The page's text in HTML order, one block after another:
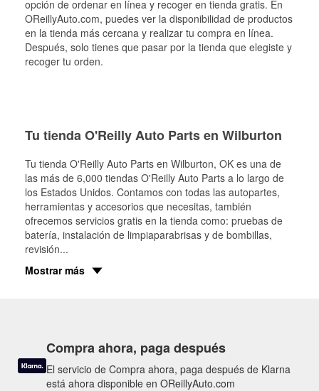
opción de ordenar en línea y recoger en tienda gratis. En
OReillyAuto.com, puedes ver la disponibilidad de productos
en la tienda más cercana y realizar tu compra en línea.
Después, solo tienes que pasar por la tienda que elegiste y
recoger tu orden.
Tu tienda O'Reilly Auto Parts en Wilburton
Tu tienda O'Reilly Auto Parts en Wilburton, OK es una de
las más de 6,000 tiendas O'Reilly Auto Parts a lo largo de
los Estados Unidos. Contamos con todas las autopartes,
herramientas y accesorios que necesitas, también
ofrecemos servicios gratis en la tienda como: pruebas de
batería, instalación de limpiaparabrisas y de bombillas,
revisión...
Mostrar más
Compra ahora, paga después
El servicio de Compra ahora, paga después de Klarna
está ahora disponible en OReillyAuto.com